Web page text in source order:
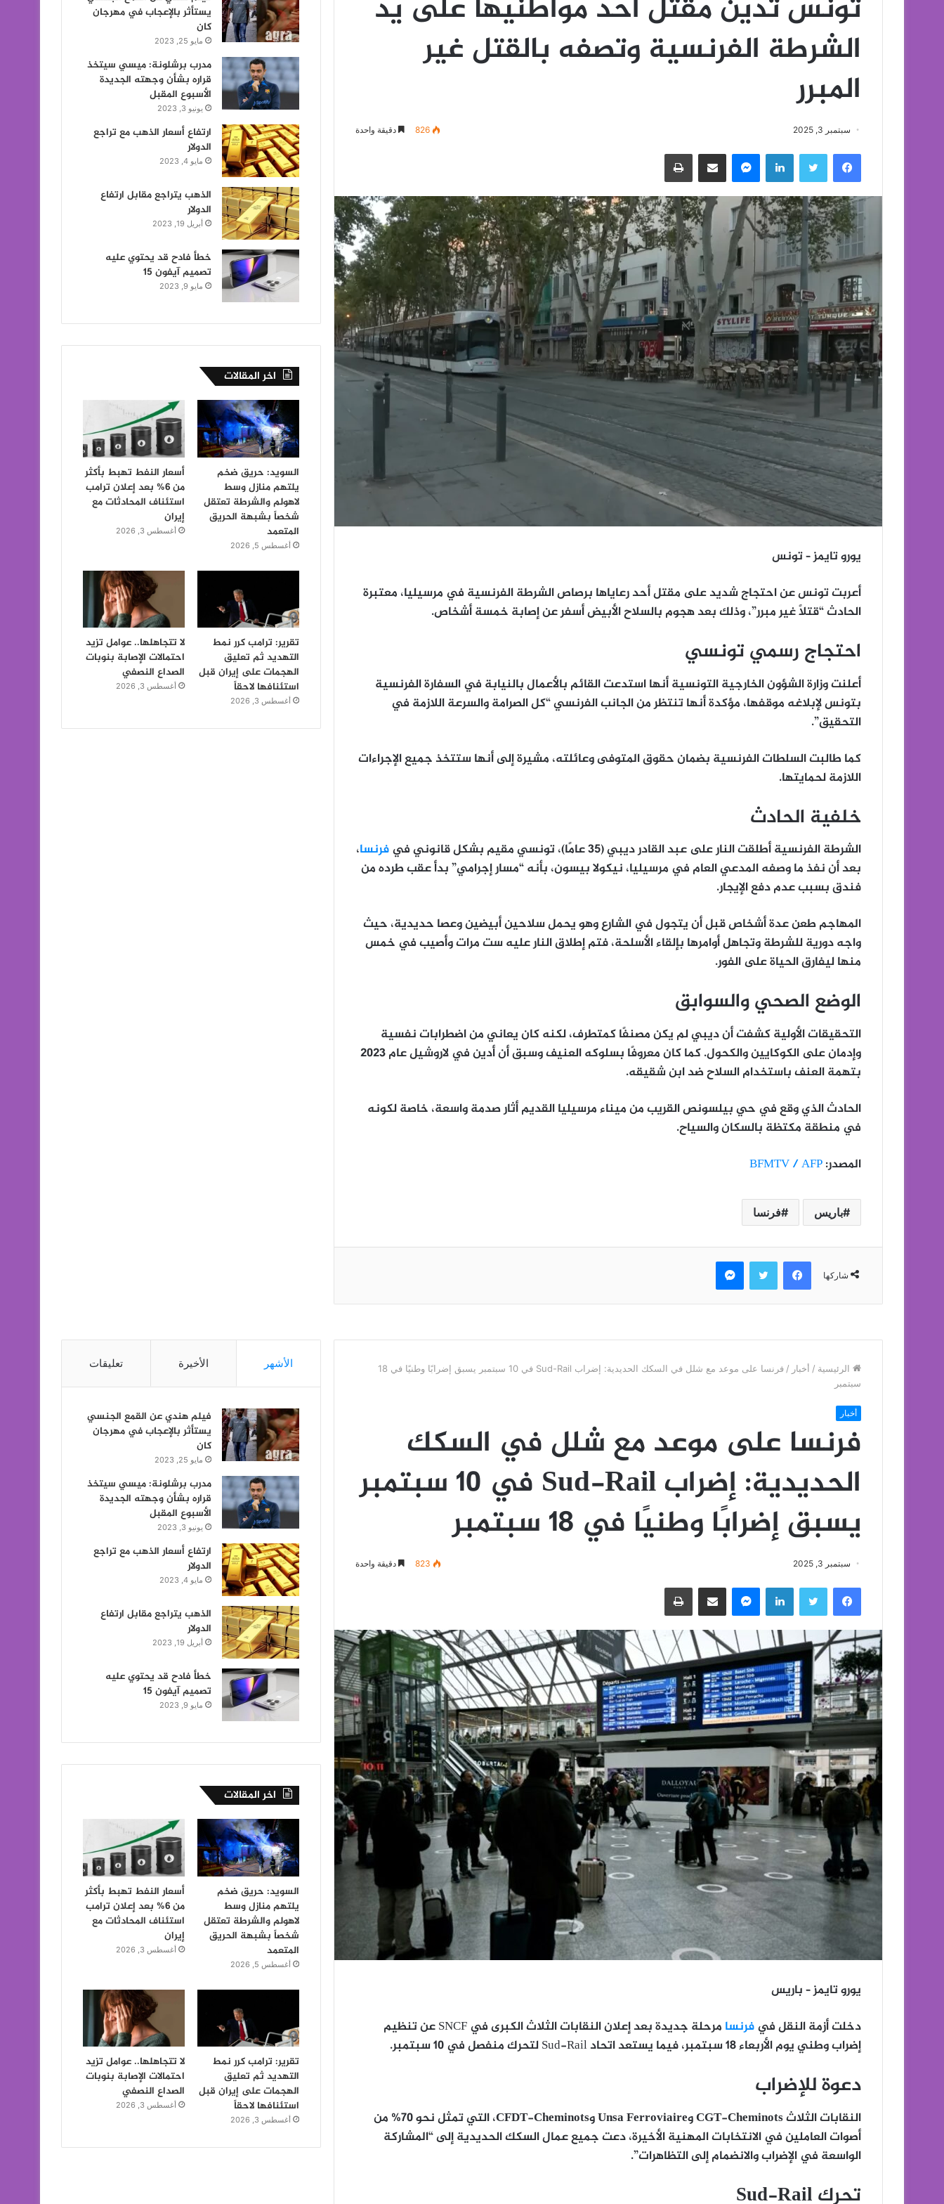
تونس تدين مقتل أحد مواطنيها على يد
الشرطة الفرنسية وتصفه بالقتل غير
المبرر
سبتمبر 3, 2025 826 دقيقة واحدة
فيسبوك تويتر لينكدإن ماسنجر مشاركة عبر البريد طباعة
يورو تايمز – تونس
أعربت تونس عن احتجاج شديد على مقتل أحد رعاياها برصاص الشرطة الفرنسية في مرسيليا، معتبرة
الحادث “قتلًا غير مبرر”، وذلك بعد هجوم بالسلاح الأبيض أسفر عن إصابة خمسة أشخاص.
احتجاج رسمي تونسي
أعلنتوزارة الشؤون الخارجية التونسيةأنها استدعت القائم بالأعمال بالنيابة في السفارة الفرنسية
بتونس لإبلاغه موقفها، مؤكدة أنها تنتظر من الجانب الفرنسي “كل الصرامة والسرعة اللازمة في
التحقيق”.
كما طالبت السلطات الفرنسية بضمان حقوق المتوفى وعائلته، مشيرة إلى أنها ستتخذ جميع الإجراءات
اللازمة لحمايتها.
خلفية الحادث
الشرطة الفرنسية أطلقت النار علىعبد القادر ديبي(35 عامًا)، تونسي مقيم بشكل قانوني في فرنسا،
بعد أن نفذ ما وصفه المدعي العام في مرسيليا، نيكولا بيسون، بأنه “مسار إجرامي” بدأ عقب طرده من
فندق بسبب عدم دفع الإيجار.
المهاجم طعن عدة أشخاص قبل أن يتجول في الشارع وهو يحملسلاحين أبيضين وعصا حديدية، حيث
واجه دورية للشرطة وتجاهل أوامرها بإلقاء الأسلحة، فتم إطلاق النار عليه ست مرات وأصيب في خمس
منها ليفارق الحياة على الفور.
الوضع الصحي والسوابق
التحقيقات الأولية كشفت أن ديبي لم يكن مصنفًا كمتطرف، لكنه كان يعاني مناضطرابات نفسية
وإدمان علىالكوكايين والكحول
. كما كان معروفًا بسلوكه العنيف وسبق أن أدين في لاروشيل عام 2023
بتهمةالعنف باستخدام السلاحضد ابن شقيقه.
الحادث الذي وقع في حيبيلسونصالقريب منميناء مرسيليا القديمأثار صدمة واسعة، خاصة لكونه
في منطقة مكتظة بالسكان والسياح.
المصدر:BFMTV / AFP
باريس فرنسا
شاركها
فيسبوك تويتر ماسنجر
يستأثر بالإعجاب في مهرجان
كان
مايو 25, 2023
مدرب برشلونة: ميسي سيتخذ
قراره بشأن وجهته الجديدة
الأسبوع المقبل
يونيو 3, 2023
ارتفاع أسعار الذهب مع تراجع
الدولار
مايو 4, 2023
الذهب يتراجع مقابل ارتفاع
الدولار
أبريل 19, 2023
خطأ فادح قد يحتوي عليه
تصميم آيفون 15
مايو 9, 2023
اخر المقالات
السويد: حريق ضخم
يلتهم منازل وسط
لاهولم والشرطة تعتقل
شخصاً بشبهة الحريق
المتعمد
أغسطس 5, 2026
أسعار النفط تهبط بأكثر
من 6% بعد إعلان ترامب
استئناف المحادثات مع
إيران
أغسطس 3, 2026
تقرير: ترامب كرر نمط
التهديد ثم تعليق
الهجمات على إيران قبل
استئنافها لاحقاً
أغسطس 3, 2026
لا تتجاهلها.. عوامل تزيد
احتمالات الإصابة بنوبات
الصداع النصفي
أغسطس 3, 2026